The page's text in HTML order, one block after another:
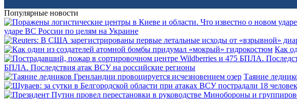
Популярные новости
ударе ВС России по целям на Украине
Как
БПЛА. Последствия атак ВСУ на российские регионы
Таяние